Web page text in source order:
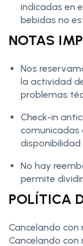
indicadas en
bebidas no
NOTAS
Nos
la actividad
problemas
Check-in
comunicadas
No hay
permite
POLÍTICA
Cancelando con
Cancelando con